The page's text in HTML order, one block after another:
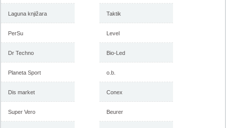
Laguna knjižara
PerSu
Dr Techno
Planeta Sport
Dis market
Super Vero
Taktik
Level
Bio-Led
o.b.
Conex
Beurer